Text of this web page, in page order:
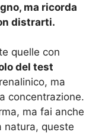
ma ricorda
distrarti.
quelle con
del test
ma
concentrazione.
ma fai anche
natura, queste